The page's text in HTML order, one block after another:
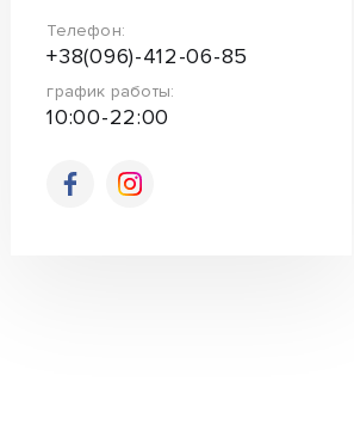
Телефон:
+38(096)-412-06-85
график работы:
10:00-22:00